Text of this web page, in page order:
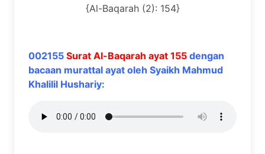
{Al-Baqarah (2): 154}
002155 Surat Al-Baqarah ayat 155 dengan
bacaan murattal ayat oleh Syaikh Mahmud
Khalilil Hushariy: